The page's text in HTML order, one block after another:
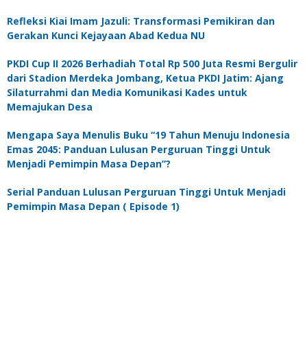
Refleksi Kiai Imam Jazuli: Transformasi Pemikiran dan
Gerakan Kunci Kejayaan Abad Kedua NU
PKDI Cup II 2026 Berhadiah Total Rp 500 Juta Resmi Bergulir
dari Stadion Merdeka Jombang, Ketua PKDI Jatim: Ajang
Silaturrahmi dan Media Komunikasi Kades untuk
Memajukan Desa
Mengapa Saya Menulis Buku “19 Tahun Menuju Indonesia
Emas 2045: Panduan Lulusan Perguruan Tinggi Untuk
Menjadi Pemimpin Masa Depan”?
Serial Panduan Lulusan Perguruan Tinggi Untuk Menjadi
Pemimpin Masa Depan ( Episode 1)